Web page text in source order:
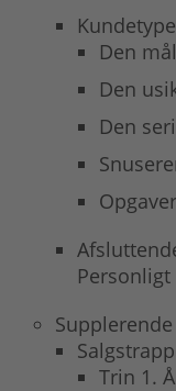
Den
Den
Den
Opgaver
Trin 1.